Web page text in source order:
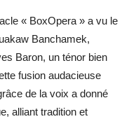
« BoxOpera » a vu le
Banchamek,
Baron, un ténor bien
fusion audacieuse
de la voix a donné
alliant tradition et